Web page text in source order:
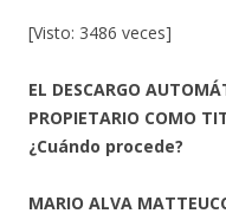
[Visto: 3486 veces]
EL DESCARGO
PROPIETARIO COMO
¿Cuándo procede?
MARIO ALVA